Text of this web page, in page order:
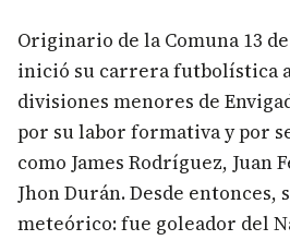
Originario de la Comuna 13
inició su carrera futbolística a
divisiones menores de
por su labor formativa y por
como James Rodríguez, Juan
Jhon Durán. Desde entonces,
meteórico: fue goleador del